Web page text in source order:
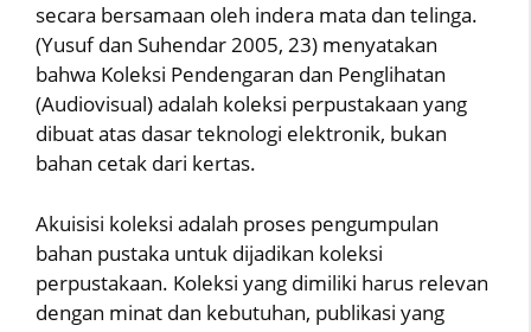
secara bersamaan oleh indera mata dan telinga.
(Yusuf dan Suhendar 2005, 23) menyatakan
bahwa Koleksi Pendengaran dan Penglihatan
(Audiovisual) adalah koleksi perpustakaan yang
dibuat atas dasar teknologi elektronik, bukan
bahan cetak dari kertas.
Akuisisi koleksi adalah proses pengumpulan
bahan pustaka untuk dijadikan koleksi
perpustakaan. Koleksi yang dimiliki harus relevan
dengan minat dan kebutuhan, publikasi yang